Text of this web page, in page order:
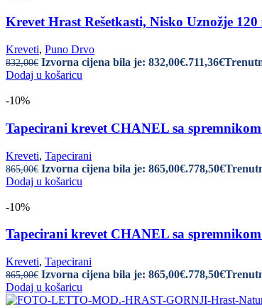
Krevet Hrast Rešetkasti, Nisko Uznožje 120
Kreveti, Puno Drvo
832,00€ Izvorna cijena bila je: 832,00€.711,36€
Dodaj u košaricu
-10%
Tapecirani krevet CHANEL sa
Kreveti, Tapecirani
865,00€ Izvorna cijena bila je: 865,00€.778,50€
Dodaj u košaricu
-10%
Tapecirani krevet CHANEL sa
Kreveti, Tapecirani
865,00€ Izvorna cijena bila je: 865,00€.778,50€
Dodaj u košaricu